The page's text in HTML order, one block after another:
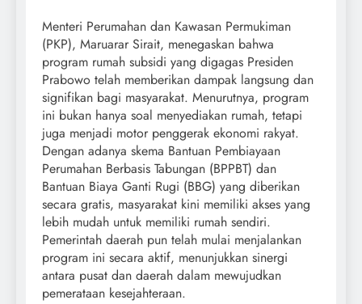
Menteri Perumahan dan Kawasan Permukiman
(PKP), Maruarar Sirait, menegaskan bahwa
program rumah subsidi yang digagas Presiden
Prabowo telah memberikan dampak langsung dan
signifikan bagi masyarakat. Menurutnya, program
ini bukan hanya soal menyediakan rumah, tetapi
juga menjadi motor penggerak ekonomi rakyat.
Dengan adanya skema Bantuan Pembiayaan
Perumahan Berbasis Tabungan (BPPBT) dan
Bantuan Biaya Ganti Rugi (BBG) yang diberikan
secara gratis, masyarakat kini memiliki akses yang
lebih mudah untuk memiliki rumah sendiri.
Pemerintah daerah pun telah mulai menjalankan
program ini secara aktif, menunjukkan sinergi
antara pusat dan daerah dalam mewujudkan
pemerataan kesejahteraan.